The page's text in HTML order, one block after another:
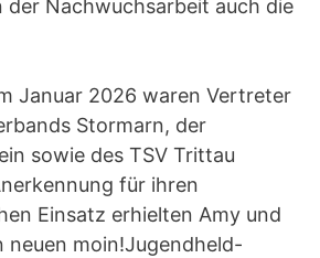
Nachwuchsarbeit auch die
Januar 2026 waren Vertreter
Stormarn, der
sowie des TSV Trittau
für ihren
Einsatz erhielten Amy und
neuen moin!Jugendheld-